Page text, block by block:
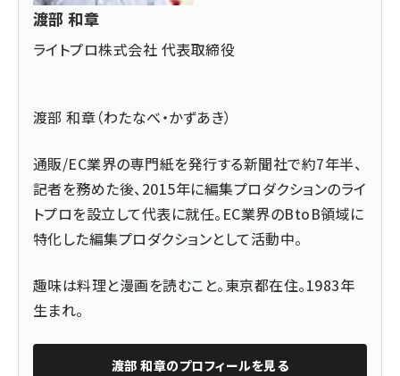
渡部 和章
ライトプロ株式会社 代表取締役
渡部 和章（わたなべ・かずあき）
通販/EC業界の専門紙を発行する新聞社で約7年半、
記者を務めた後、2015年に編集プロダクションのライ
トプロを設立して代表に就任。EC業界のBtoB領域に
特化した編集プロダクションとして活動中。
趣味は料理と漫画を読むこと。東京都在住。1983年
生まれ。
渡部 和章のプロフィールを見る